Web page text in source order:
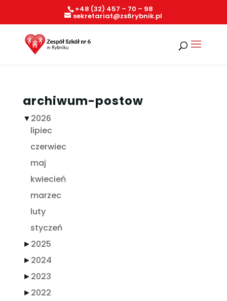
+48 (32) 457 – 70 – 98
sekretariat@zs6rybnik.pl
archiwum-postow
▼2026
lipiec
czerwiec
maj
kwiecień
marzec
luty
styczeń
►2025
►2024
►2023
►2022